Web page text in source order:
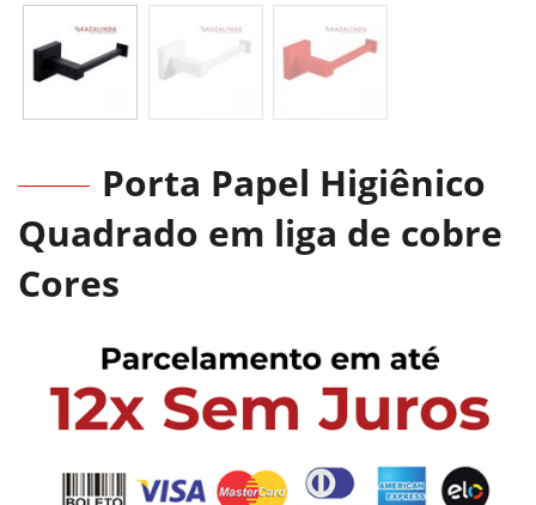
Porta Papel Higiênico
Quadrado em liga de cobre
Cores